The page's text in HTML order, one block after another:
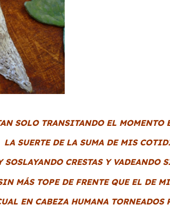
SOLO TRANSITANDO EL MOMENTO
LA SUERTE DE LA SUMA DE MIS
SOSLAYANDO CRESTAS Y VADEANDO
MÁS TOPE DE FRENTE QUE EL DE
EN CABEZA HUMANA TORNEADOS